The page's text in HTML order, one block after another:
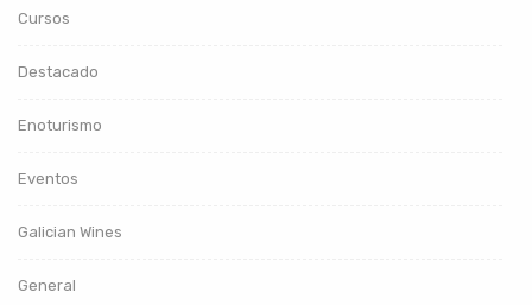
Cursos
Destacado
Enoturismo
Eventos
Galician Wines
General